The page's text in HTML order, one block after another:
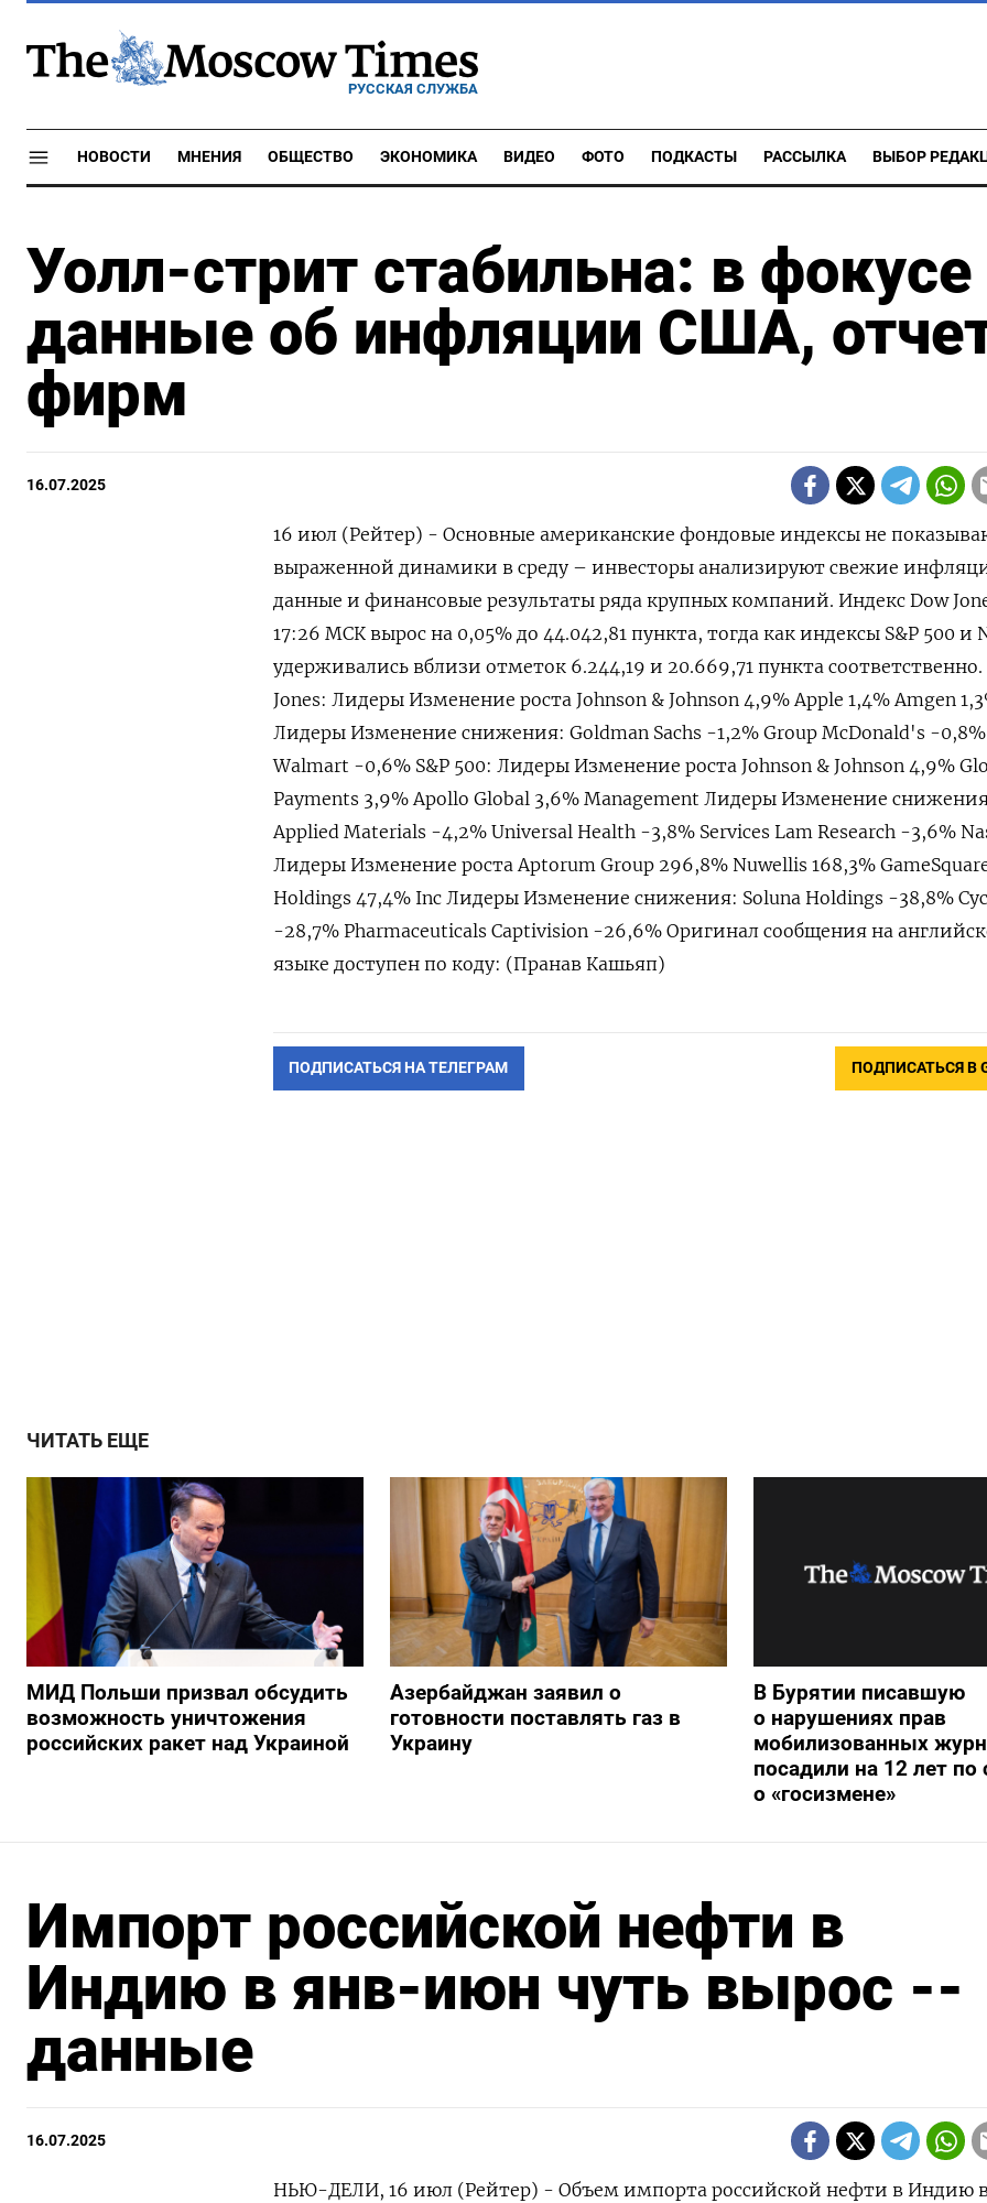
РУССКАЯ СЛУЖБА
НОВОСТИ МНЕНИЯ ОБЩЕСТВО ЭКОНОМИКА ВИДЕО ФОТО ПОДКАСТЫ РАССЫЛКА ВЫБОР
Уолл-стрит стабильна: в фокусе
данные об инфляции США,
фирм
16.07.2025
16 июл (Рейтер) - Основные американские фондовые индексы не
выраженной динамики в среду – инвесторы анализируют свежие
данные и финансовые результаты ряда крупных компаний. Индекс Dow
17:26 МСК вырос на 0,05% до 44.042,81 пункта, тогда как индексы S&P 500 и
удерживались вблизи отметок 6.244,19​ и 20.669,71 пункта соответственно.
Jones: Лидеры Изменение роста Johnson & Johnson 4,9% Apple 1,4% Amgen
Лидеры Изменение снижения: Goldman Sachs -1,2% Group McDonald's -0,8%
Walmart -0,6% S&P 500: Лидеры Изменение роста Johnson & Johnson 4,9%
Payments 3,9% Apollo Global 3,6% Management Лидеры Изменение
Applied Materials -4,2% Universal Health -3,8% Services Lam Research -3,6%
Лидеры Изменение роста Aptorum Group 296,8% Nuwellis 168,3%
Holdings 47,4% Inc Лидеры Изменение снижения: Soluna Holdings -38,8%
-28,7% Pharmaceuticals Captivision -26,6% Оригинал сообщения на
языке доступен по коду: (Пранав Кашьяп)
ПОДПИСАТЬСЯ НА ТЕЛЕГРАМ ПОДПИСАТЬСЯ В
ЧИТАТЬ ЕЩЕ
МИД Польши призвал обсудить
возможность уничтожения
российских ракет над Украиной
Азербайджан заявил о
готовности поставлять газ в
Украину
В Бурятии писавшую
о нарушениях прав
мобилизованных
посадили на 12 лет по
о «госизмене»
Импорт российской нефти в
Индию в янв-июн чуть вырос --
данные
16.07.2025
НЬЮ-ДЕЛИ, 16 июл (Рейтер) - Объем импорта российской нефти в Индию